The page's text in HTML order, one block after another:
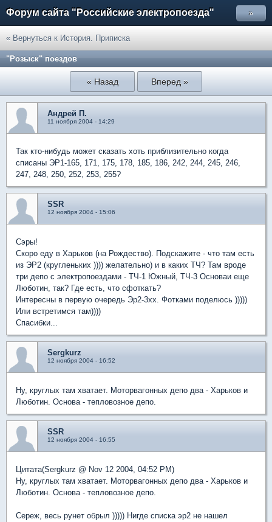
Форум сайта "Российские электропоезда" »
« Вернуться к История. Приписка
"Розыск" поездов
« Назад Вперед »
Андрей П.
11 ноября 2004 - 14:29
Так кто-нибудь может сказать хоть приблизительно когда
списаны ЭР1-165, 171, 175, 178, 185, 186, 242, 244, 245, 246,
247, 248, 250, 252, 253, 255?
SSR
12 ноября 2004 - 15:06
Сэры!
Скоро еду в Харьков (на Рождество). Подскажите - что там есть
из ЭР2 (кругленьких )))) желательно) и в каких ТЧ? Там вроде
три депо с электропоездами - ТЧ-1 Южный, ТЧ-3 Основаи еще
Люботин, так? Где есть, что сфоткать?
Интересны в первую очередь Эр2-3хх. Фотками поделюсь )))))
Или встретимся там))))
Спасибки...
Sergkurz
12 ноября 2004 - 16:52
Ну, круглых там хватает. Моторвагонных депо два - Харьков и
Люботин. Основа - тепловозное депо.
SSR
12 ноября 2004 - 16:55
Цитата(Sergkurz @ Nov 12 2004, 04:52 PM)
Ну, круглых там хватает. Моторвагонных депо два - Харьков и
Люботин. Основа - тепловозное депо.
Сереж, весь рунет обрыл ))))) Нигде списка эр2 не нашел